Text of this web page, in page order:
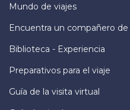
Mundo de viajes
Encuentra un compañero de
Biblioteca - Experiencia
Preparativos para el viaje
Guía de la visita virtual